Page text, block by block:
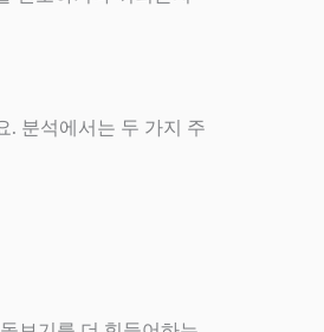
. 분석에서는 두 가지 주